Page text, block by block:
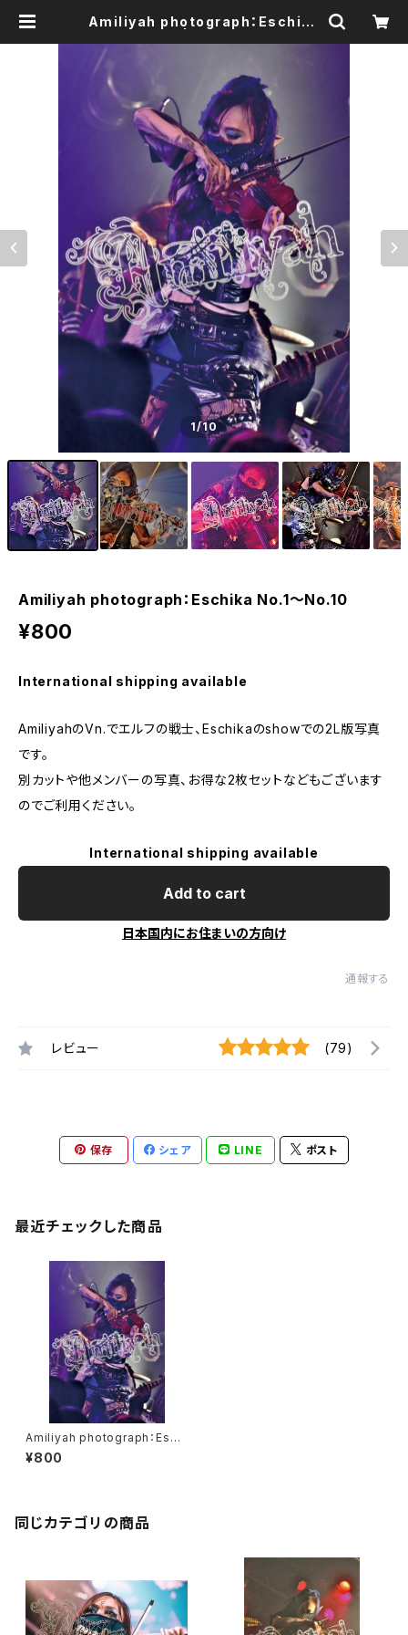
Amiliyah photograph：Eschika
1/10
Amiliyah photograph：Eschika No.1～No.10
¥800
International shipping available
AmiliyahのVn.でエルフの戦士、Eschikaのshowでの2L版写真
です。
別カットや他メンバーの写真、お得な2枚セットなどもございます
のでご利用ください。
International shipping available
Add to cart
日本国内にお住まいの方向け
通報する
レビュー (79)
保存 シェア LINE ポスト
最近チェックした商品
Amiliyah photograph：Eschi
ka No.1～No.10
¥800
同じカテゴリの商品